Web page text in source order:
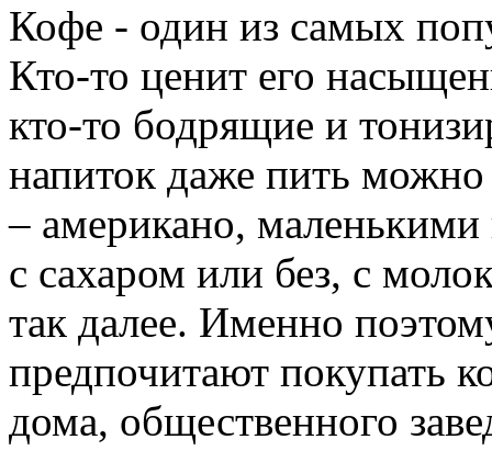
Кофе - один из самых
Кто-то ценит его
кто-то бодрящие и
напиток даже пить
– американо,
с сахаром или без, с
так далее. Именно
предпочитают покупать
дома, общественного